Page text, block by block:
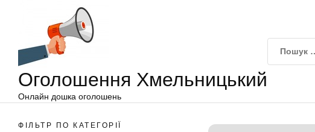
Оголошення Хмельницький
Онлайн дошка оголошень
ФІЛЬТР ПО КАТЕГОРІЇ